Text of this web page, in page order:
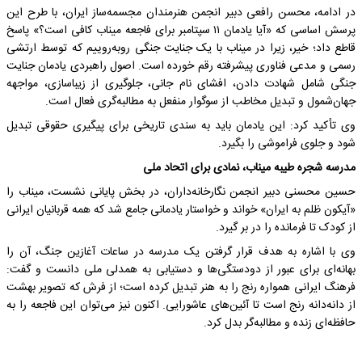
در ادامه، محسن رافعی دبیر انجمن هنرمندان مجسمه‌ساز ایران، با طرح این
پرسش اساسی که «آیا یادمان ۱۱ سپتامبر برای فاجعه میناب کافی است؟» پاسخ
قاطع داد؛ خیر، زیرا در میناب با یک جنایت جنگی روبه‌روییم که توسط ارتشی
رسمی و مدعی فناوری پیشرفته رقم خورده است. اصول راهبردی یادمان جنایت
جنگی شامل شهادت دادن، افشای نام جانی، جلوگیری از زیباسازی، مواجهه
جهان‌شمول و تبدیل مخاطب از سوگوار منفعل به مطالبه‌گری فعال است.
وی تأکید کرد: این یادمان باید به سندی تاریخی برای پیگیری حقوقی تبدیل
شود و جلوی فراموشی را بگیرد.
مدرسه شجره طیبه میناب، نمادی برای اتحاد ملی
حسین محسنی دبیر انجمن نگارخانه‌داران، در بخش پایانی نشست، میناب را
«آیکون ظلم به ایران» خواند و خواستار یادمانی جامع شد که همه قربانیان ایرانی
از کودک تا فرمانده را در بر گیرد.
وی با اشاره به هدف قرار گرفتن یک مدرسه در ساعات آغازین جنگ، آن را
بهانه‌ای برای عبور از دودستگی‌ها و دستیابی به همدلی ملی دانست و گفت:
فرهنگ ایرانی همواره رنج را به هنر تبدیل کرده است؛ از فرش که تصویر بهشت
از دانه‌دانه رنج است تا آئین‌های عاشورایی. اکنون نیز می‌توان این فاجعه را به
حافظه‌ای زنده و مطالبه‌گر بدل کرد.